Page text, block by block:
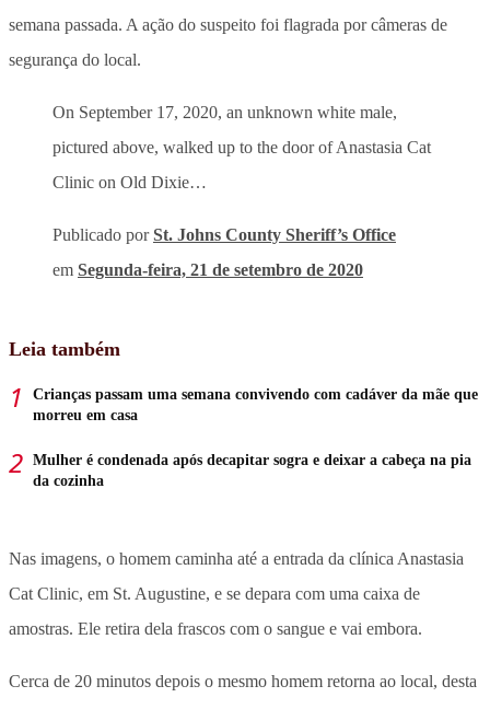
semana passada. A ação do suspeito foi flagrada por câmeras de
segurança do local.
On September 17, 2020, an unknown white male,
pictured above, walked up to the door of Anastasia Cat
Clinic on Old Dixie…
Publicado porSt. Johns County Sheriff’s Office
em Segunda-feira, 21 de setembro de 2020
Leia também
Crianças passam uma semana convivendo com cadáver da mãe que
morreu em casa
Mulher é condenada após decapitar sogra e deixar a cabeça na pia
da cozinha
Nas imagens, o homem caminha até a entrada da clínica Anastasia
Cat Clinic, em St. Augustine, e se depara com uma caixa de
amostras. Ele retira dela frascos com o sangue e vai embora.
Cerca de 20 minutos depois o mesmo homem retorna ao local, desta